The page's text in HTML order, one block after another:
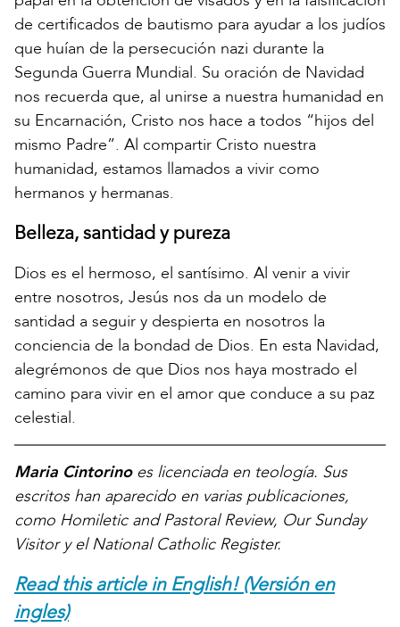
de certificados de bautismo para ayudar a los judíos
que huían de la persecución nazi durante la
Segunda Guerra Mundial. Su oración de Navidad
nos recuerda que, al unirse a nuestra humanidad en
su Encarnación, Cristo nos hace a todos “hijos del
mismo Padre”. Al compartir Cristo nuestra
humanidad, estamos llamados a vivir como
hermanos y hermanas.
Belleza, santidad y pureza
Dios es el hermoso, el santísimo. Al venir a vivir
entre nosotros, Jesús nos da un modelo de
santidad a seguir y despierta en nosotros la
conciencia de la bondad de Dios. En esta Navidad,
alegrémonos de que Dios nos haya mostrado el
camino para vivir en el amor que conduce a su paz
celestial.
Maria Cintorinoes licenciada en teología. Sus
escritos han aparecido en varias publicaciones,
como Homiletic and Pastoral Review, Our Sunday
Visitor y el National Catholic Register.
Read this article in English! (Versión en
ingles)